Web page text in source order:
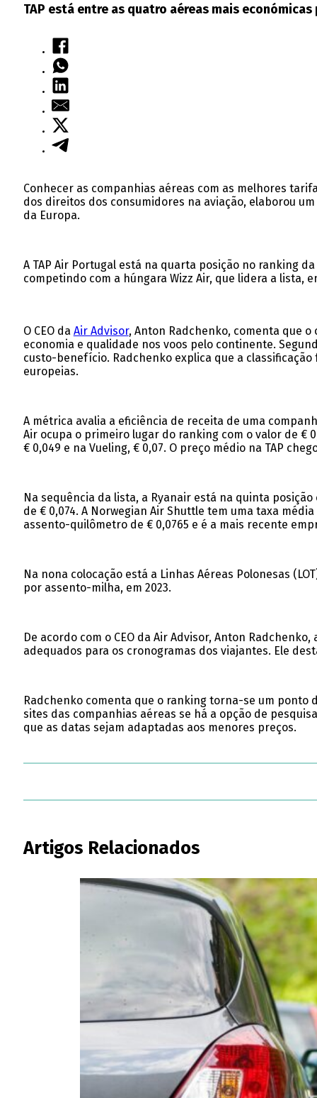
TAP está entre as quatro aéreas mais
Conhecer as companhias aéreas com as melhores
dos direitos dos consumidores na aviação, elaborou
da Europa.
A TAP Air Portugal está na quarta posição no ranking
competindo com a húngara Wizz Air, que lidera a lista,
O CEO da Air Advisor, Anton Radchenko, comenta que
economia e qualidade nos voos pelo continente.
custo-benefício. Radchenko explica que a
europeias.
A métrica avalia a eficiência de receita de uma
Air ocupa o primeiro lugar do ranking com o valor de €
€ 0,049 e na Vueling, € 0,07. O preço médio na TAP
Na sequência da lista, a Ryanair está na quinta
de € 0,074. A Norwegian Air Shuttle tem uma taxa
assento-quilômetro de € 0,0765 e é a mais recente
Na nona colocação está a Linhas Aéreas Polonesas
por assento-milha, em 2023.
De acordo com o CEO da Air Advisor, Anton
adequados para os cronogramas dos viajantes. Ele
Radchenko comenta que o ranking torna-se um ponto
sites das companhias aéreas se há a opção de
que as datas sejam adaptadas aos menores preços.
Artigos Relacionados